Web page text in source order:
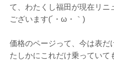
て、わたくし福田が現在リニ
ございます(´・ω・｀)
価格のページって、今は表だ
たしかにこれだけ乗っていて